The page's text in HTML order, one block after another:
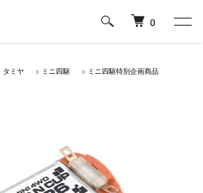
0
タミヤ > ミニ四駆 > ミニ四駆特別企画商品